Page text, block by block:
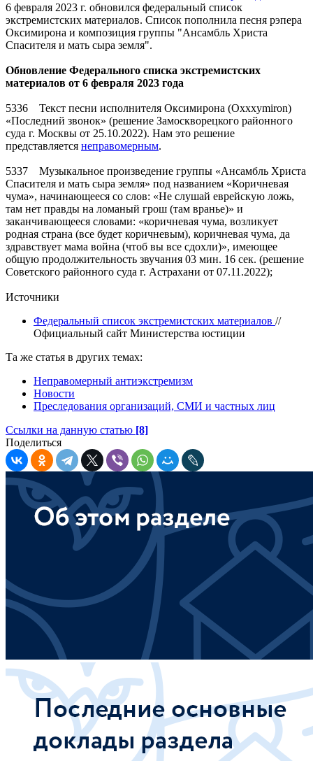
6 февраля 2023 г. обновился федеральный список
экстремистских материалов. Список пополнила песня рэпера
Оксимирона и композиция группы "Ансамбль Христа
Спасителя и мать сыра земля".
Обновление Федерального списка экстремистских
материалов от 6 февраля 2023 года
5336 Текст песни исполнителя Оксимирона (Oxxxymiron)
«Последний звонок» (решение Замоскворецкого районного
суда г. Москвы от 25.10.2022). Нам это решение
представляется неправомерным.
5337 Музыкальное произведение группы «Ансамбль Христа
Спасителя и мать сыра земля» под названием «Коричневая
чума», начинающееся со слов: «Не слушай еврейскую ложь,
там нет правды на ломаный грош (там вранье)» и
заканчивающееся словами: «коричневая чума, возликует
родная страна (все будет коричневым), коричневая чума, да
здравствует мама война (чтоб вы все сдохли)», имеющее
общую продолжительность звучания 03 мин. 16 сек. (решение
Советского районного суда г. Астрахани от 07.11.2022);
Источники
Федеральный список экстремистских материалов //
Официальный сайт Министерства юстиции
Та же статья в других темах:
Неправомерный антиэкстремизм
Новости
Преследования организаций, СМИ и частных лиц
Ссылки на данную статью [8]
Поделиться